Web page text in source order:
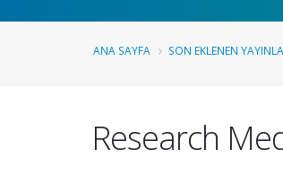
ANA SAYFA SON EKLENEN
Research